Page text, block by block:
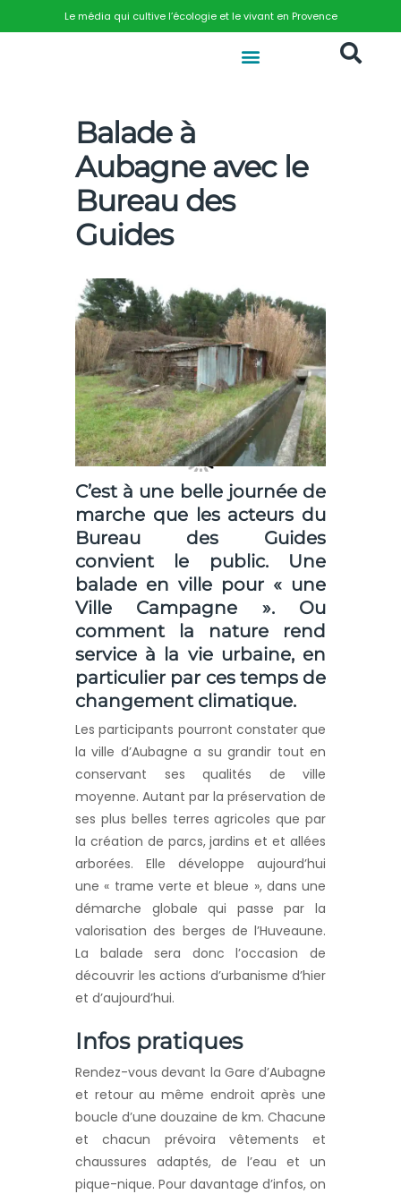
Le média qui cultive l’écologie et le vivant en Provence
Balade à
Aubagne avec le
Bureau des
Guides
C’est à une belle journée de
marche que les acteurs du
Bureau des Guides
convient le public. Une
balade en ville pour « une
Ville Campagne ». Ou
comment la nature rend
service à la vie urbaine, en
particulier par ces temps de
changement climatique.
Les participants pourront constater que
la ville d’Aubagne a su grandir tout en
conservant ses qualités de ville
moyenne. Autant par la préservation de
ses plus belles terres agricoles que par
la création de parcs, jardins et et allées
arborées. Elle développe aujourd’hui
une « trame verte et bleue », dans une
démarche globale qui passe par la
valorisation des berges de l’Huveaune.
La balade sera donc l’occasion de
découvrir les actions d’urbanisme d’hier
et d’aujourd’hui.
Infos pratiques
Rendez-vous devant la Gare d’Aubagne
et retour au même endroit après une
boucle d’une douzaine de km. Chacune
et chacun prévoira vêtements et
chaussures adaptés, de l’eau et un
pique-nique. Pour davantage d’infos, on